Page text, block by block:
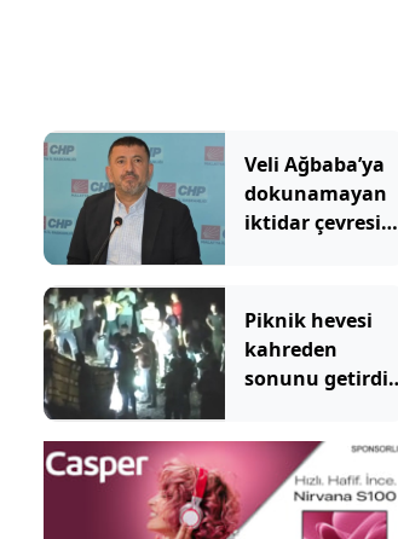
Veli Ağbaba’ya
dokunamayan
iktidar çevresine
Piknik hevesi
kahreden
sonunu getirdi!
dereye düşerek
can verdi